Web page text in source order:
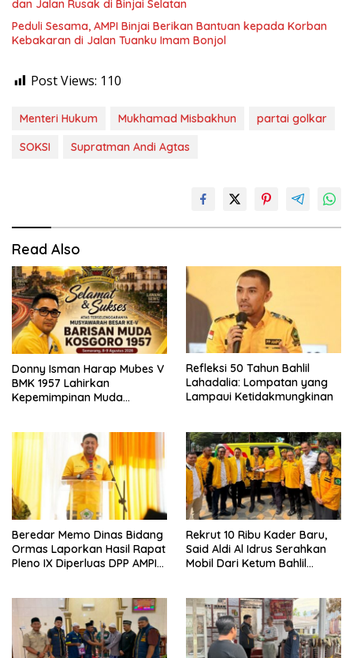
dan Jalan Rusak di Binjai Selatan
Peduli Sesama, AMPI Binjai Berikan Bantuan kepada Korban
Kebakaran di Jalan Tuanku Imam Bonjol
Post Views: 110
Menteri Hukum Mukhamad Misbakhun
partai golkar
SOKSI
Supratman Andi Agtas
Read Also
Donny Isman Harap Mubes V
BMK 1957 Lahirkan
Kepemimpinan Muda
1957
Refleksi 50 Tahun Bahlil
Lahadalia: Lompatan yang
Lampaui Ketidakmungkinan
Beredar Memo Dinas Bidang
Ormas Laporkan Hasil Rapat
Pleno IX Diperluas DPP AMPI
Rekrut 10 Ribu Kader Baru,
Said Aldi Al Idrus Serahkan
Mobil Dari Ketum Bahlil